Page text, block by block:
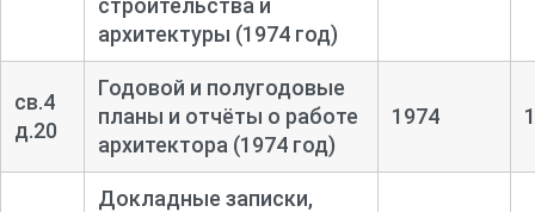
строительства и
архитектуры (1974 год)
св.4
д.20
Годовой и полугодовые
планы и отчёты о работе
архитектора (1974 год)
1974
Докладные записки,